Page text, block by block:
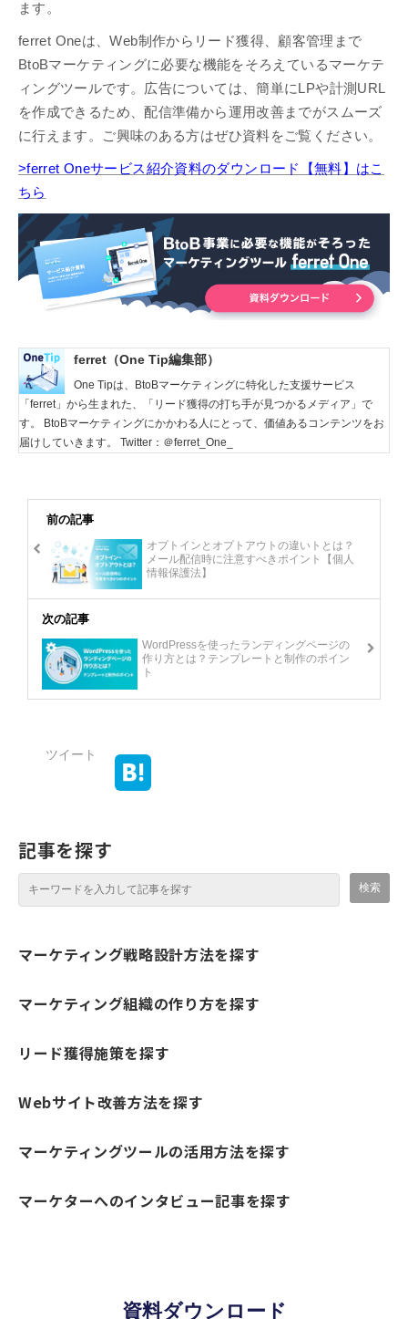
ます。
ferret Oneは、Web制作からリード獲得、顧客管理まで
BtoBマーケティングに必要な機能をそろえているマーケテ
ィングツールです。広告については、簡単にLPや計測URL
を作成できるため、配信準備から運用改善までがスムーズ
に行えます。ご興味のある方はぜひ資料をご覧ください。
>ferret Oneサービス紹介資料のダウンロード【無料】はこ
ちら
ferret（One Tip編集部）
One Tipは、BtoBマーケティングに特化した支援サービス
「ferret」から生まれた、「リード獲得の打ち手が見つかるメディア」で
す。 BtoBマーケティングにかかわる人にとって、価値あるコンテンツをお
届けしていきます。 Twitter：＠ferret_One_
前の記事
オプトインとオプトアウトの違いトとは？
メール配信時に注意すべきポイント【個人
情報保護法】
次の記事
WordPressを使ったランディングページの
作り方とは？テンプレートと制作のポイン
ト
ツイート
記事を探す
マーケティング戦略設計方法を探す
マーケティング組織の作り方を探す
リード獲得施策を探す
Webサイト改善方法を探す
マーケティングツールの活用方法を探す
マーケターへのインタビュー記事を探す
資料ダウンロード